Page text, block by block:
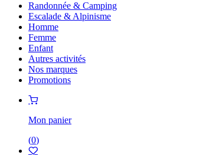
Randonnée & Camping
Escalade & Alpinisme
Homme
Femme
Enfant
Autres activités
Nos marques
Promotions
Mon panier
(0)